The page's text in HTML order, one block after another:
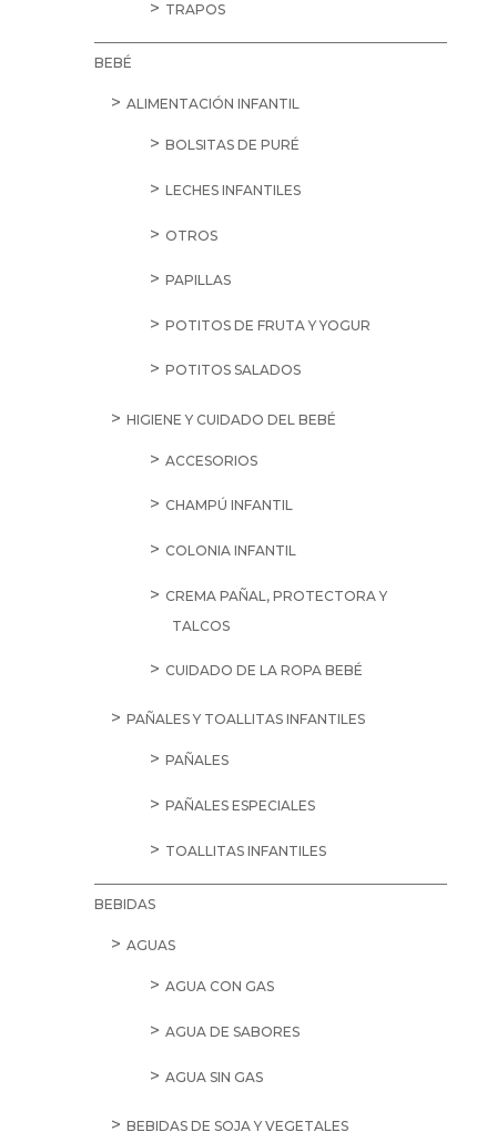
TRAPOS
BEBÉ
ALIMENTACIÓN INFANTIL
BOLSITAS DE PURÉ
LECHES INFANTILES
OTROS
PAPILLAS
POTITOS DE FRUTA Y YOGUR
POTITOS SALADOS
HIGIENE Y CUIDADO DEL BEBÉ
ACCESORIOS
CHAMPÚ INFANTIL
COLONIA INFANTIL
CREMA PAÑAL, PROTECTORA Y
TALCOS
CUIDADO DE LA ROPA BEBÉ
PAÑALES Y TOALLITAS INFANTILES
PAÑALES
PAÑALES ESPECIALES
TOALLITAS INFANTILES
BEBIDAS
AGUAS
AGUA CON GAS
AGUA DE SABORES
AGUA SIN GAS
BEBIDAS DE SOJA Y VEGETALES